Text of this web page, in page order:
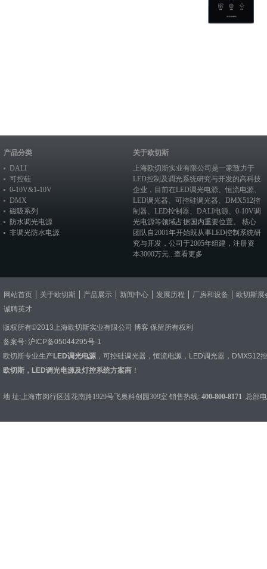
产品分类
DALI
可控硅
0-10V&1-10V
DMX
磁吸系列
防水调光电源
非调光防水电源
关于欧切斯
上海欧切斯实业有限公司是一家致力于
LED控制及调光系统研究与开发的高科技
企业，目前在LED调光电源、恒流电源、
LED调光器、 可控硅调光器、 DMX512控
制器、 LED控制器、 DALI电源、 0-10V调
光电源等领域占据国内重要位置。 核心
团队自2001年开始既从事LED控制系统研
究与开发，公司于2005年组建，注册资
本3000万元...查看更多
网站首页 关于欧切斯 产品展示 新闻中心 发展历程 厂房和设备
欧切斯展
诚聘英才
版权所有©2013上海欧切斯实业有限公司 博客 保留所有权利
备案号: 沪ICP备05044295号-1
欧切斯专业生产LED调光电源 ， 可控硅调光器 ， 恒流电源 ， LED调光器 ， DMX512
欧切斯，LED调光电源及灯控系统方案商 ！
地 址:上海市闵行区莲花南路1929号飞奥科创园309室 销售热线: 400-800-8171 总部